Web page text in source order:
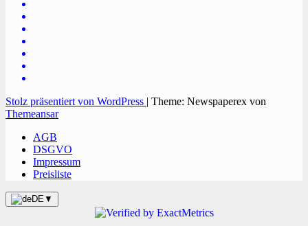
Stolz präsentiert von WordPress | Theme: Newspaperex von
Themeansar
AGB
DSGVO
Impressum
Preisliste
DE ▼